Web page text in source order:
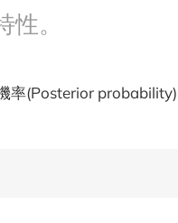
。
率(Posterior